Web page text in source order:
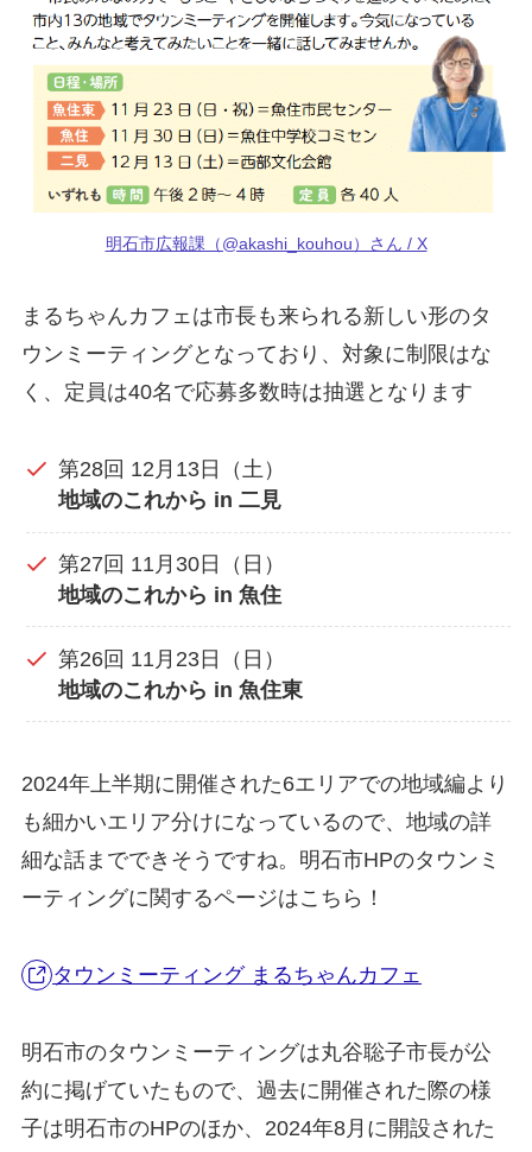
明石市広報課（@akashi_kouhou）さん / X
まるちゃんカフェは市長も来られる新しい形のタ
ウンミーティングとなっており、対象に制限はな
く、定員は40名で応募多数時は抽選となります
第28回 12月13日（土）
地域のこれから in 二見
第27回 11月30日（日）
地域のこれから in 魚住
第26回 11月23日（日）
地域のこれから in 魚住東
2024年上半期に開催された6エリアでの地域編より
も細かいエリア分けになっているので、地域の詳
細な話までできそうですね。明石市HPのタウンミ
ーティングに関するページはこちら！
タウンミーティング まるちゃんカフェ
明石市のタウンミーティングは丸谷聡子市長が公
約に掲げていたもので、過去に開催された際の様
子は明石市のHPのほか、2024年8月に開設された